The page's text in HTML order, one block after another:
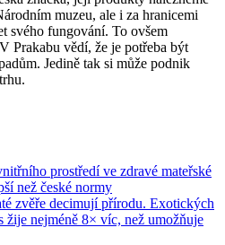
muzeu, ale i za hranicemi
svého fungování. To ovšem
Prakabu vědí, že je potřeba být
Jedině tak si může podnik
prostředí ve zdravé mateřské
než české normy
zvěře decimují přírodu. Exotických
žije nejméně 8× víc, než umožňuje